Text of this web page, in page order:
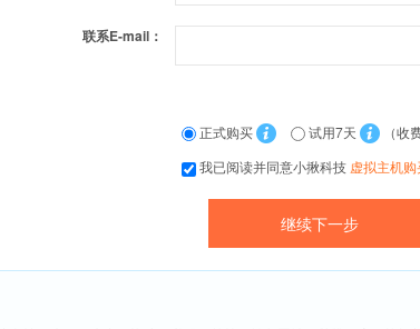
联系E-mail：
正式购买 试用7天
（收
我已阅读并同意小揪科技 虚拟主机